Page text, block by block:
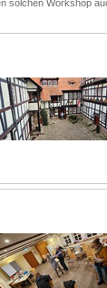
solchen Workshop